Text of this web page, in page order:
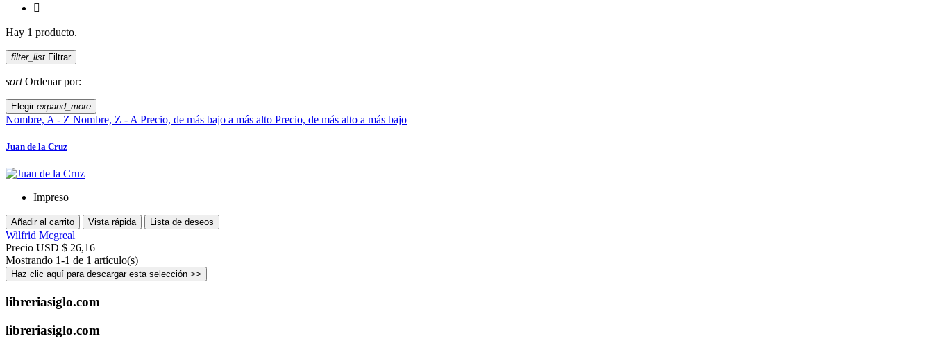

Hay 1 producto.
filter_list Filtrar
sort Ordenar por:
Elegir expand_more
Nombre, A - Z Nombre, Z - A Precio, de más bajo a más alto Precio, de más alto a más bajo
Juan de la Cruz
Impreso
Añadir al carrito Vista rápida Lista de deseos
Wilfrid Mcgreal
Precio USD $ 26,16
Mostrando 1-1 de 1 artículo(s)
Haz clic aquí para descargar esta selección >>
libreriasiglo.com
libreriasiglo.com